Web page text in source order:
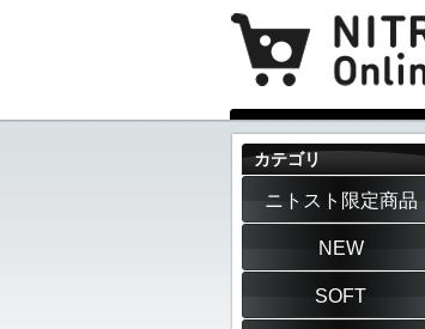
カテゴリ
ニトスト限定商品
NEW
SOFT